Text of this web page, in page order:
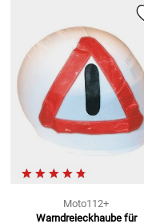
Moto112+
Warndreieckhaube für